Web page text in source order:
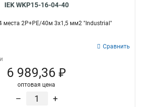
IEK WKP15-16-04-40
места 2Р+PЕ/40м 3х1,5 мм2 "Industrial"
Сравнить
6 989,36 ₽
оптовая цена
– +